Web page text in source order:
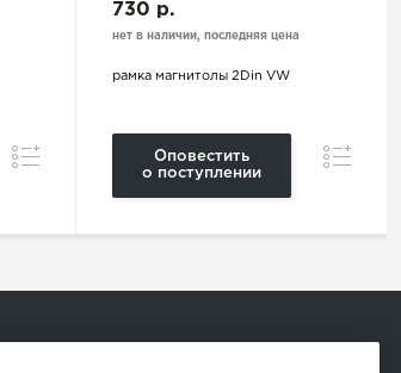
Сравнение
730 р.
нет в наличии, последняя цена
рамка магнитолы 2Din VW
Оповестить
о поступлении